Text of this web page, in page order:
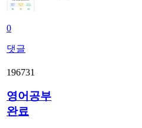
0
댓글
196731
영어공부
완료